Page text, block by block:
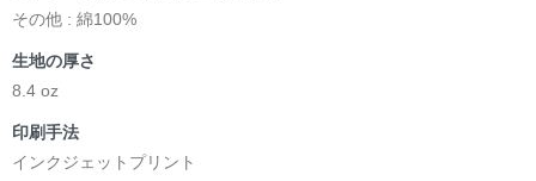
＜著者:作詞/挿画作成＞ 凛々風 猛 -リリカゼタケル
☆本作品内で表現されている作詞20曲も掲載.
日本語版: https://amzn.asia/d/1pxD3g4
小説 [弛まぬ言霊] 挿画&グッズカタログ
<デザイン画集:Comics Style Version.>
その他 : 綿100%
生地の厚さ
8.4 oz
印刷手法
インクジェットプリント